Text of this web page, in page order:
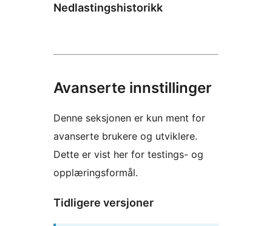
Nedlastingshistorikk
Avanserte innstillinger
Denne seksjonen er kun ment for
avanserte brukere og utviklere.
Dette er vist her for testings- og
opplæringsformål.
Tidligere versjoner